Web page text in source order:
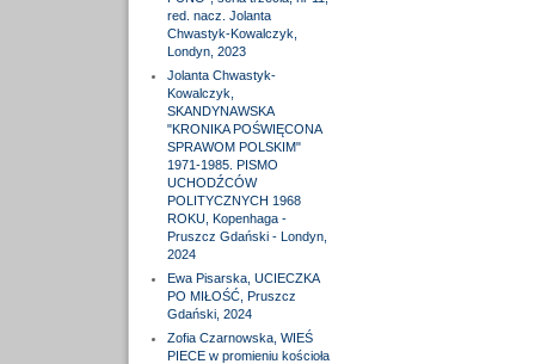
red. nacz. Jolanta
Chwastyk-Kowalczyk,
Londyn, 2023
Jolanta Chwastyk-
Kowalczyk,
SKANDYNAWSKA
"KRONIKA POŚWIĘCONA
SPRAWOM POLSKIM"
1971-1985. PISMO
UCHODŹCÓW
POLITYCZNYCH 1968
ROKU, Kopenhaga -
Pruszcz Gdański - Londyn,
2024
Ewa Pisarska, UCIECZKA
PO MIŁOŚĆ, Pruszcz
Gdański, 2024
Zofia Czarnowska, WIEŚ
PIECE w promieniu kościoła